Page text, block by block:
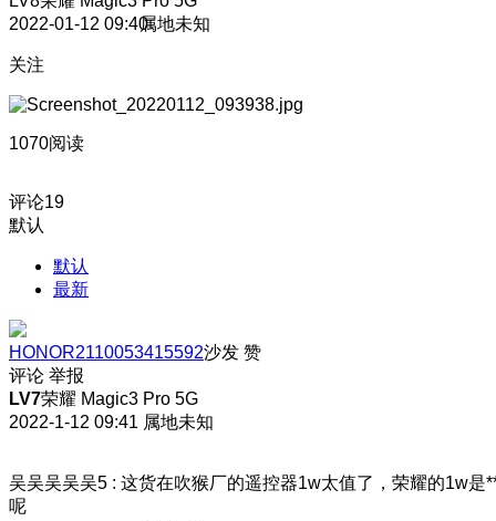
2022-01-12 09:40属地未知
关注
1070阅读
评论19
默认
默认
最新
HONOR2110053415592沙发 赞
评论 举报
LV7荣耀 Magic3 Pro 5G
2022-1-12 09:41 属地未知
吴吴吴吴吴5 : 这货在吹猴厂的遥控器1w太值了，荣耀的1w是
呢